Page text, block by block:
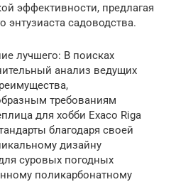
эффективности, предлагая
садоводства.
лучшего: В поисках
анализ ведущих
требованиям
для хобби Exaco Riga
благодаря своей
дизайну
суровых погодных
поликарбонатному